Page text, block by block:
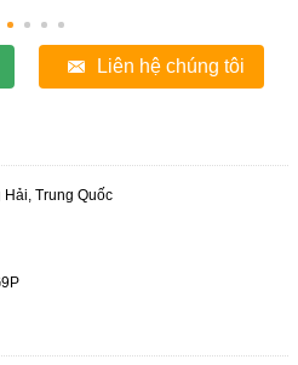
Liên hệ chúng tôi
Trung Quốc